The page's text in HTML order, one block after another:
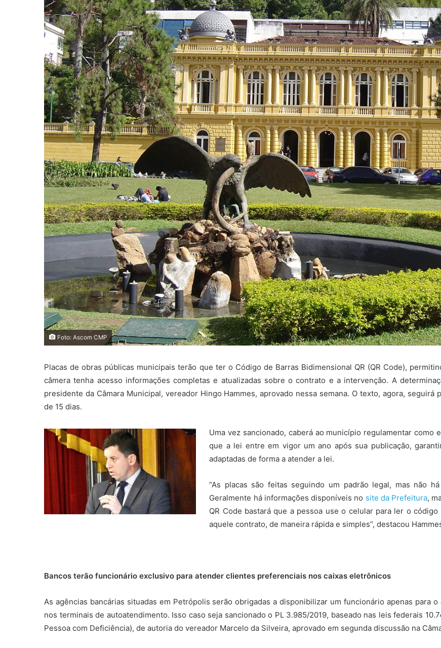
Foto: Ascom CMP
Placas de obras públicas municipais terão que ter o Código de Barras Bidimensional QR (QR Code),
câmera tenha acesso informações completas e atualizadas sobre o contrato e a intervenção. A
presidente da Câmara Municipal, vereador Hingo Hammes, aprovado nessa semana. O texto, agora,
de 15 dias.
Uma vez sancionado, caberá ao município regulamentar
que a lei entre em vigor um ano após sua publicação,
adaptadas de forma a atender a lei.
“As placas são feitas seguindo um padrão legal, mas não
Geralmente há informações disponíveis no site da Prefeitura,
QR Code bastará que a pessoa use o celular para ler o
aquele contrato, de maneira rápida e simples”, destacou
Bancos terão funcionário exclusivo para atender clientes preferenciais nos caixas eletrônicos
As agências bancárias situadas em Petrópolis serão obrigadas a disponibilizar um funcionário apenas para
nos terminais de autoatendimento. Isso caso seja sancionado o PL 3.985/2019, baseado nas leis federais
Pessoa com Deficiência), de autoria do vereador Marcelo da Silveira, aprovado em segunda discussão na